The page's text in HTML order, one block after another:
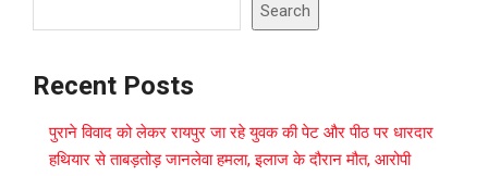
Search
Recent Posts
पुराने विवाद को लेकर रायपुर जा रहे युवक की पेट और पीठ पर धारदार
हथियार से ताबड़तोड़ जानलेवा हमला, इलाज के दौरान मौत, आरोपी